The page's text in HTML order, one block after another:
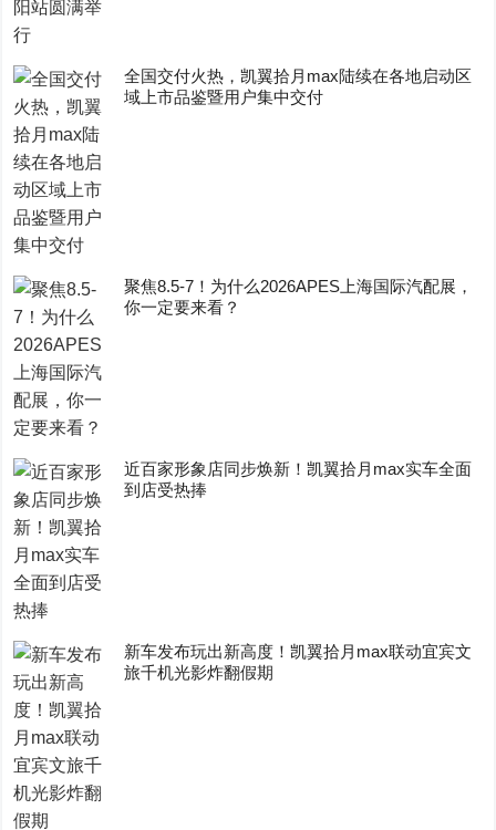
全国交付火热，凯翼拾月max陆续在各地启动区
域上市品鉴暨用户集中交付
聚焦8.5-7！为什么2026APES上海国际汽配展，
你一定要来看？
近百家形象店同步焕新！凯翼拾月max实车全面
到店受热捧
新车发布玩出新高度！凯翼拾月max联动宜宾文
旅千机光影炸翻假期